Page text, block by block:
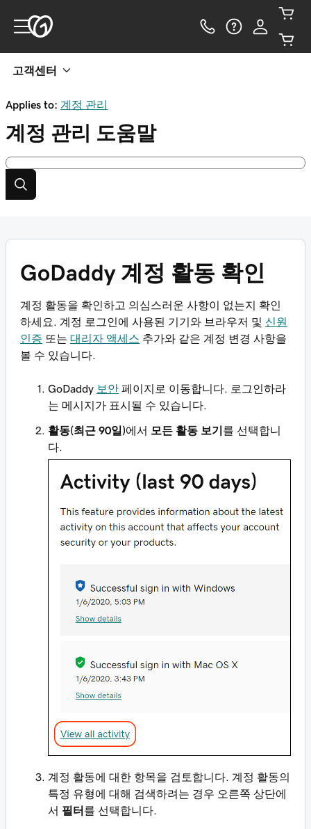
고객센터
Applies to: 계정 관리
계정 관리 도움말
GoDaddy 계정 활동 확인
계정 활동을 확인하고 의심스러운 사항이 없는지 확인
하세요. 계정 로그인에 사용된 기기와 브라우저 및 신원
인증 또는 대리자 액세스 추가와 같은 계정 변경 사항을
볼 수 있습니다.
GoDaddy 보안 페이지로 이동합니다. 로그인하라
는 메시지가 표시될 수 있습니다.
활동(최근 90일)에서 모든 활동 보기 를 선택합니
다.
계정 활동에 대한 항목을 검토합니다. 계정 활동의
특정 유형에 대해 검색하려는 경우 오른쪽 상단에
서 필터 를 선택합니다.